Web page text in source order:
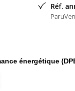
Réf.
énergétique